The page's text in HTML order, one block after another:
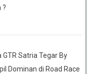
?
GTR Satria Tegar By
Dominan di Road Race